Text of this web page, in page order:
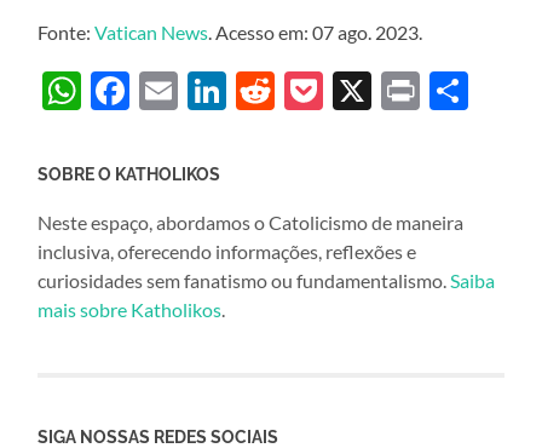
Fonte:Vatican News. Acesso em: 07 ago. 2023.
WhatsApp
Facebook
EmailLinkedIn
Reddit
Pocket
X Print
SOBRE O KATHOLIKOS
Neste espaço, abordamos o Catolicismo de maneira
inclusiva, oferecendo informações, reflexões e
curiosidades sem fanatismo ou fundamentalismo.Saiba
mais sobre Katholikos.
SIGA NOSSAS REDES SOCIAIS